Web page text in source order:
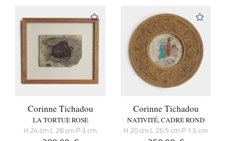
Corinne Tichadou
LA TORTUE ROSE
H 24 cm L 28 cm P 3 cm
Corinne Tichadou
NATIVITÉ, CADRE ROND
H 20 cm L 26.5 cm P 1.5 cm